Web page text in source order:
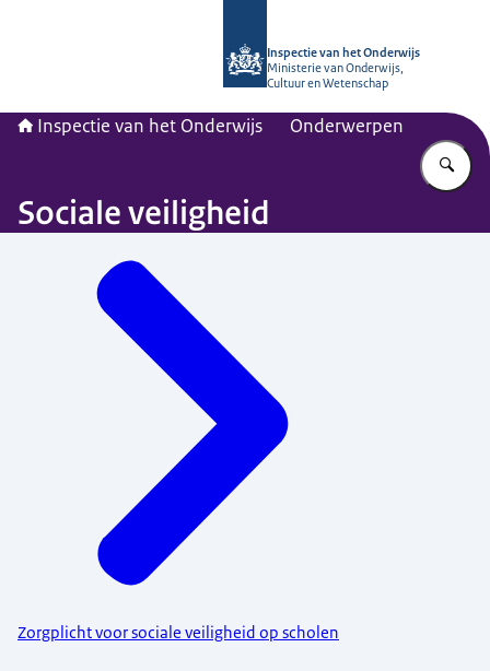
Inspectie van het Onderwijs
Ministerie van Onderwijs,
Cultuur en Wetenschap
Inspectie van het Onderwijs Onderwerpen
Sociale veiligheid
Zorgplicht voor sociale veiligheid op scholen